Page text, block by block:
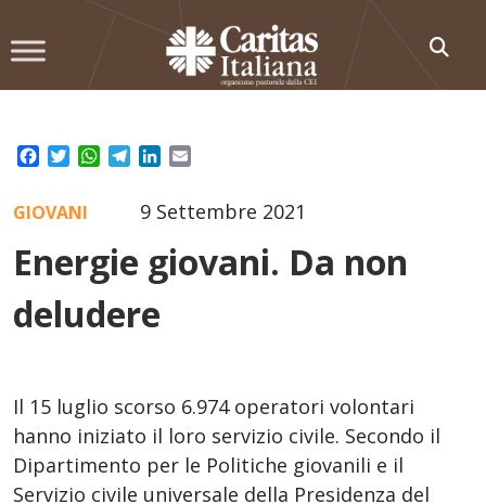
to
Facebook
TwitterWhatsApp
TelegramLinkedIn
9 Settembre 2021
GIOVANI
Energie giovani. Da non
deludere
Il 15 luglio scorso 6.974 operatori volontari
hanno iniziato il loro servizio civile. Secondo il
Dipartimento per le Politiche giovanili e il
Servizio civile universale della Presidenza del